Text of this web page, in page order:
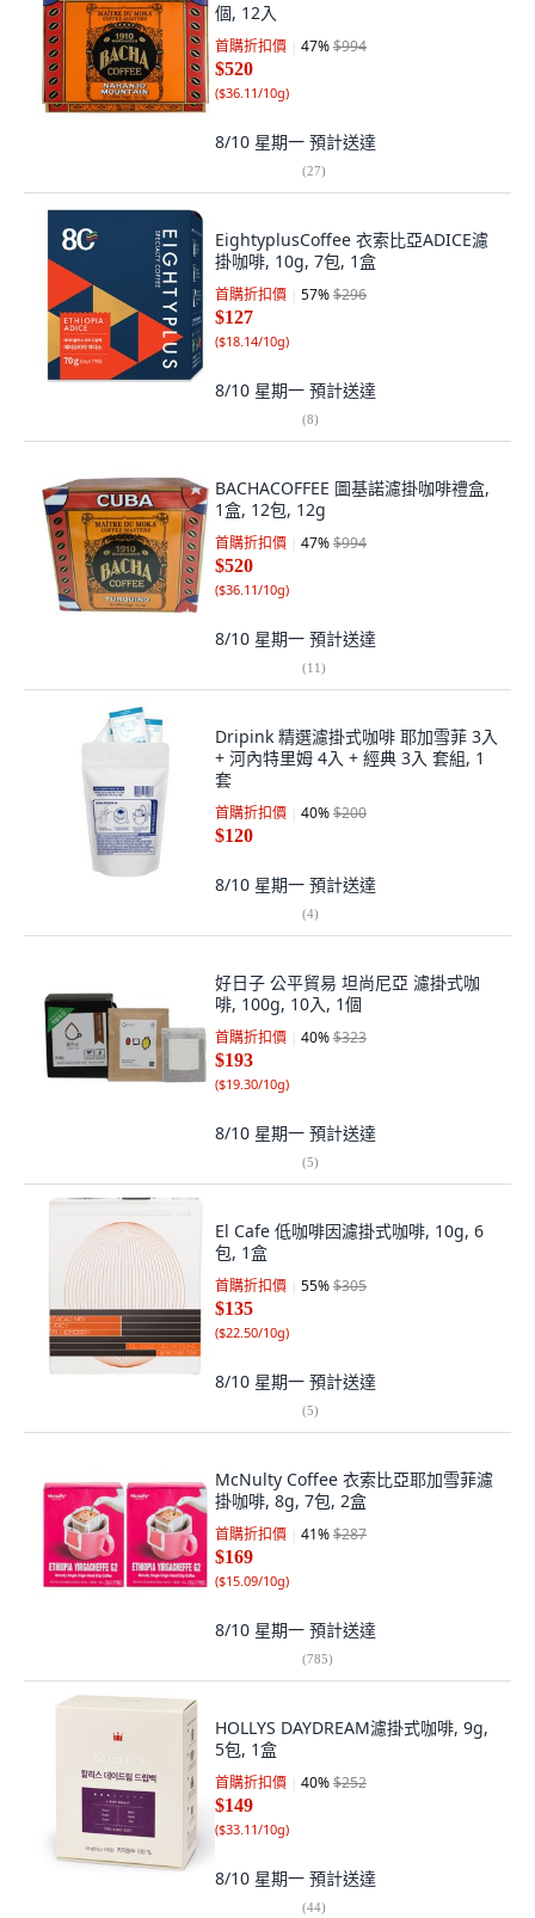
個, 12入
首購折扣價 47%$994
$520
($36.11/10g)
8/10 星期一 預計送達
(27)
EightyplusCoffee 衣索比亞ADICE濾
掛咖啡, 10g, 7包, 1盒
首購折扣價 57%$296
$127
($18.14/10g)
8/10 星期一 預計送達
(8)
BACHACOFFEE 圖基諾濾掛咖啡禮盒,
1盒, 12包, 12g
首購折扣價 47%$994
$520
($36.11/10g)
8/10 星期一 預計送達
(11)
Dripink 精選濾掛式咖啡 耶加雪菲 3入
+ 河內特里姆 4入 + 經典 3入 套組, 1
套
首購折扣價 40%$200
$120
8/10 星期一 預計送達
(4)
好日子 公平貿易 坦尚尼亞 濾掛式咖
啡, 100g, 10入, 1個
首購折扣價 40%$323
$193
($19.30/10g)
8/10 星期一 預計送達
(5)
El Cafe 低咖啡因濾掛式咖啡, 10g, 6
包, 1盒
首購折扣價 55%$305
$135
($22.50/10g)
8/10 星期一 預計送達
(5)
McNulty Coffee 衣索比亞耶加雪菲濾
掛咖啡, 8g, 7包, 2盒
首購折扣價 41%$287
$169
($15.09/10g)
8/10 星期一 預計送達
(785)
HOLLYS DAYDREAM濾掛式咖啡, 9g,
5包, 1盒
首購折扣價 40%$252
$149
($33.11/10g)
8/10 星期一 預計送達
(44)